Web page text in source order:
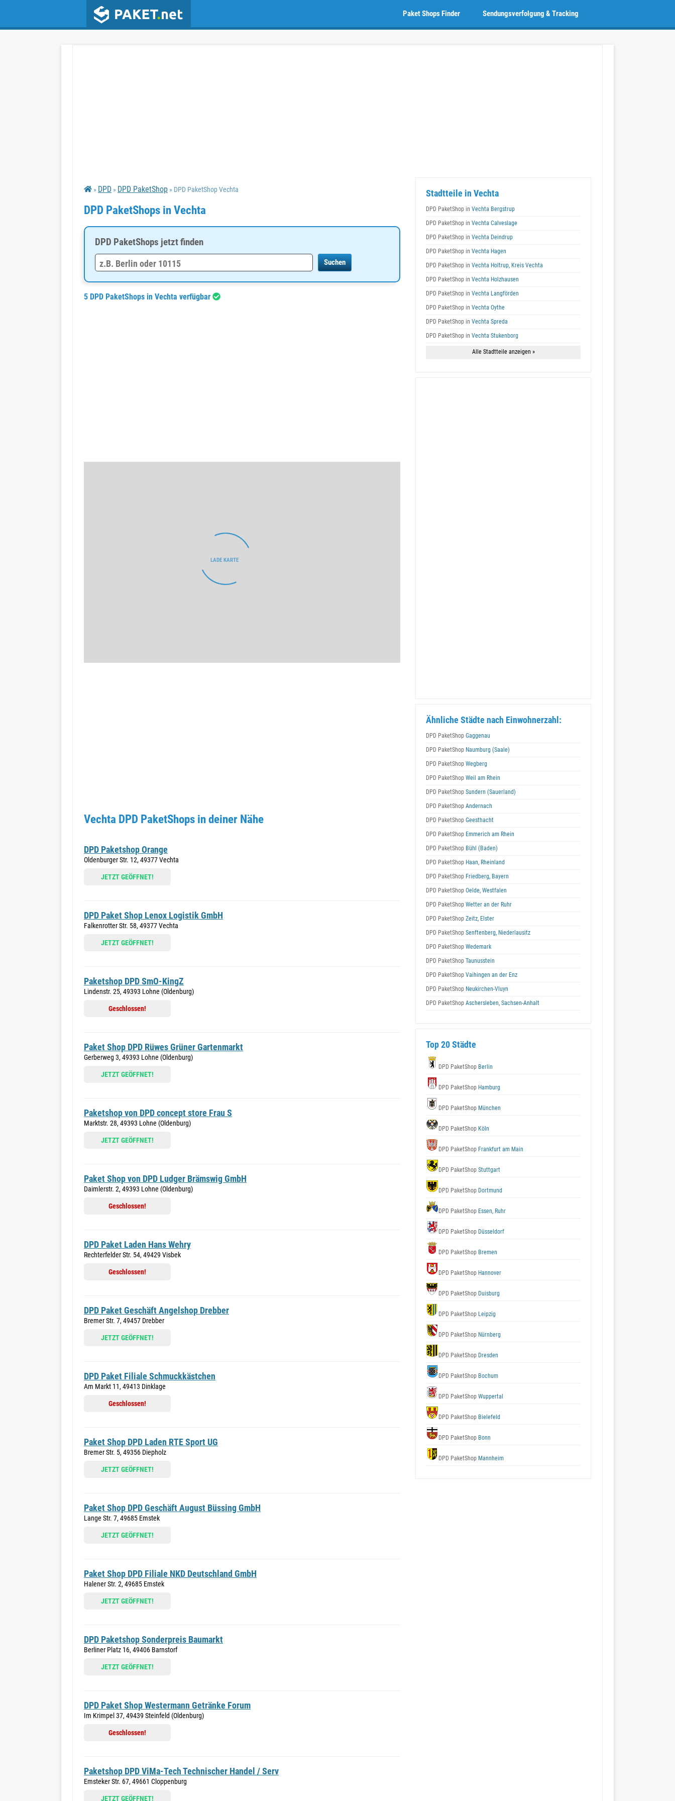
Sendungsverfolgung & Tracking
Paket Shops Finder
» DPD » DPD PaketShop » DPD PaketShop Vechta
DPD PaketShops in Vechta
DPD PaketShops jetzt finden
5 DPD PaketShops in Vechta verfügbar
Vechta DPD PaketShops in deiner Nähe
DPD Paketshop Orange
Oldenburger Str. 12, 49377 Vechta
JETZT GEÖFFNET!
DPD Paket Shop Lenox Logistik GmbH
Falkenrotter Str. 58, 49377 Vechta
JETZT GEÖFFNET!
Paketshop DPD SmO-KingZ
Lindenstr. 25, 49393 Lohne (Oldenburg)
Geschlossen!
Paket Shop DPD Rüwes Grüner Gartenmarkt
Gerberweg 3, 49393 Lohne (Oldenburg)
JETZT GEÖFFNET!
Paketshop von DPD concept store Frau S
Marktstr. 28, 49393 Lohne (Oldenburg)
JETZT GEÖFFNET!
Paket Shop von DPD Ludger Brämswig GmbH
Daimlerstr. 2, 49393 Lohne (Oldenburg)
Geschlossen!
DPD Paket Laden Hans Wehry
Rechterfelder Str. 54, 49429 Visbek
Geschlossen!
DPD Paket Geschäft Angelshop Drebber
Bremer Str. 7, 49457 Drebber
JETZT GEÖFFNET!
DPD Paket Filiale Schmuckkästchen
Am Markt 11, 49413 Dinklage
Geschlossen!
Paket Shop DPD Laden RTE Sport UG
Bremer Str. 5, 49356 Diepholz
JETZT GEÖFFNET!
Paket Shop DPD Geschäft August Büssing GmbH
Lange Str. 7, 49685 Emstek
JETZT GEÖFFNET!
Paket Shop DPD Filiale NKD Deutschland GmbH
Halener Str. 2, 49685 Emstek
JETZT GEÖFFNET!
DPD Paketshop Sonderpreis Baumarkt
Berliner Platz 16, 49406 Barnstorf
JETZT GEÖFFNET!
DPD Paket Shop Westermann Getränke Forum
Im Krimpel 37, 49439 Steinfeld (Oldenburg)
Geschlossen!
Paketshop DPD ViMa-Tech Technischer Handel / Serv
Emsteker Str. 67, 49661 Cloppenburg
JETZT GEÖFFNET!
Stadtteile in Vechta
DPD PaketShop in Vechta Bergstrup
DPD PaketShop in Vechta Calveslage
DPD PaketShop in Vechta Deindrup
DPD PaketShop in Vechta Hagen
DPD PaketShop in Vechta Holtrup, Kreis Vechta
DPD PaketShop in Vechta Holzhausen
DPD PaketShop in Vechta Langförden
DPD PaketShop in Vechta Oythe
DPD PaketShop in Vechta Spreda
DPD PaketShop in Vechta Stukenborg
Alle Stadtteile anzeigen »
Ähnliche Städte nach Einwohnerzahl:
DPD PaketShop Gaggenau
DPD PaketShop Naumburg (Saale)
DPD PaketShop Wegberg
DPD PaketShop Weil am Rhein
DPD PaketShop Sundern (Sauerland)
DPD PaketShop Andernach
DPD PaketShop Geesthacht
DPD PaketShop Emmerich am Rhein
DPD PaketShop Bühl (Baden)
DPD PaketShop Haan, Rheinland
DPD PaketShop Friedberg, Bayern
DPD PaketShop Oelde, Westfalen
DPD PaketShop Wetter an der Ruhr
DPD PaketShop Zeitz, Elster
DPD PaketShop Senftenberg, Niederlausitz
DPD PaketShop Wedemark
DPD PaketShop Taunusstein
DPD PaketShop Vaihingen an der Enz
DPD PaketShop Neukirchen-Vluyn
DPD PaketShop Aschersleben, Sachsen-Anhalt
Top 20 Städte
DPD PaketShop Berlin
DPD PaketShop Hamburg
DPD PaketShop München
DPD PaketShop Köln
DPD PaketShop Frankfurt am Main
DPD PaketShop Stuttgart
DPD PaketShop Dortmund
DPD PaketShop Essen, Ruhr
DPD PaketShop Düsseldorf
DPD PaketShop Bremen
DPD PaketShop Hannover
DPD PaketShop Duisburg
DPD PaketShop Leipzig
DPD PaketShop Nürnberg
DPD PaketShop Dresden
DPD PaketShop Bochum
DPD PaketShop Wuppertal
DPD PaketShop Bielefeld
DPD PaketShop Bonn
DPD PaketShop Mannheim